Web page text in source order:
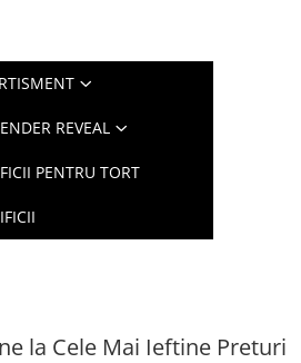
REVEAL
PENTRU TORT
la Cele Mai Ieftine Preturi